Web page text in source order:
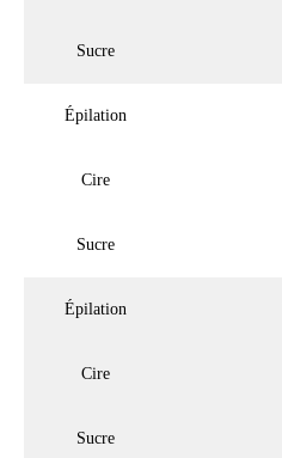
Sucre
Épilation
Cire
Sucre
Épilation
Cire
Sucre